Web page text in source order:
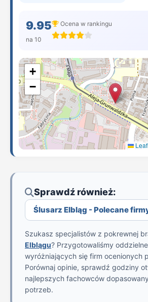
9.95
na 10
Ocena w rankingu
+
−
Sprawdź również:
Ślusarz Elbląg - Polecane
Szukasz specjalistów z pokrewnej
Elblągu? Przygotowaliśmy
wyróżniających się firm ocenionych
Porównaj opinie, sprawdź godziny
najlepszych fachowców
potrzeb.